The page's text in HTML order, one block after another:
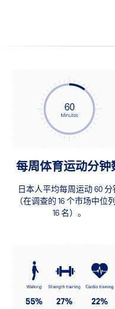
每周体育运动分钟
日本人平均每周运动 60 分
（在调查的 16 个市场中位
16 名）。